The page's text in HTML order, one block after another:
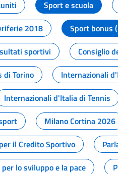
Sport e scuola
2018 Sport bonus
sportivi
Consiglio
di Torino Internazionali
Internazionali d'Italia di Tennis
Milano Cortina 2026
il Credito Sportivo
lo sviluppo e la pace